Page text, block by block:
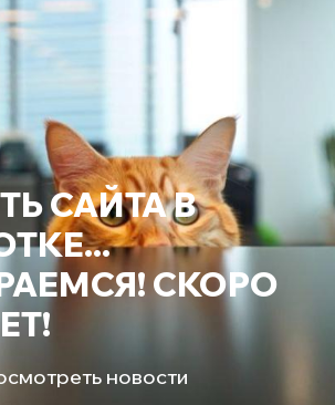
САЙТА В
СКОРО
новости